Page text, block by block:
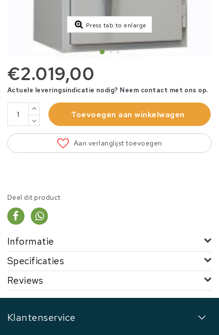
Press tab to enlarge
€2.019,00
Actuele leveringsindicatie nodig? Neem contact met ons op.
Toevoegen aan winkelwagen
Aan verlanglijst toevoegen
Deel dit product
Informatie
Specificaties
Reviews
Klantenservice